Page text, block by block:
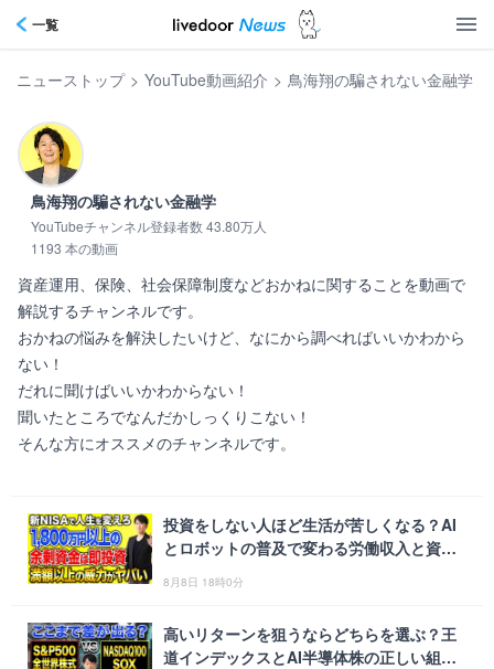
一覧
ニューストップ > YouTube動画紹介 > 鳥海翔の騙されない金融学
鳥海翔の騙されない金融学
YouTubeチャンネル登録者数 43.80万人
1193 本の動画
資産運用、保険、社会保障制度などおかねに関することを動画で
解説するチャンネルです。
おかねの悩みを解決したいけど、なにから調べればいいかわから
ない！
だれに聞けばいいかわからない！
聞いたところでなんだかしっくりこない！
そんな方にオススメのチャンネルです。
投資をしない人ほど生活が苦しくなる？AI
とロボットの普及で変わる労働収入と資産
8月8日 18時0分
高いリターンを狙うならどちらを選ぶ？王
道インデックスとAI半導体株の正しい組み